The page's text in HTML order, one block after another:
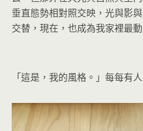
垂直態勢相對照交映，光與影
交替，現在，也成為我家裡最
「這是，我的風格。」每每有